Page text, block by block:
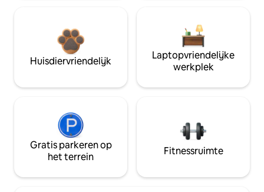
Huisdiervriendelijk
Laptopvriendelijke
werkplek
Gratis parkeren op
het terrein
Fitnessruimte